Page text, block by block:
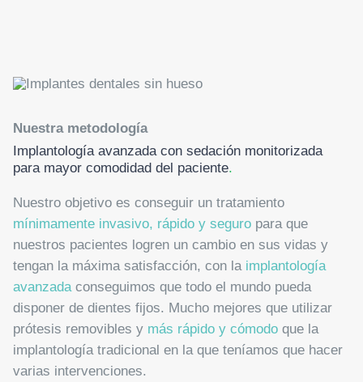
Nuestra metodología
Implantología avanzada con sedación monitorizada
para mayor comodidad del paciente.
Nuestro objetivo es conseguir un tratamiento
mínimamente invasivo, rápido y seguropara que
nuestros pacientes logren un cambio en sus vidas y
tengan la máxima satisfacción, con la implantología
avanzadaconseguimos que todo el mundo pueda
disponer de dientes fijos. Mucho mejores que utilizar
prótesis removibles y más rápido y cómodoque la
implantología tradicional en la que teníamos que hacer
varias intervenciones.